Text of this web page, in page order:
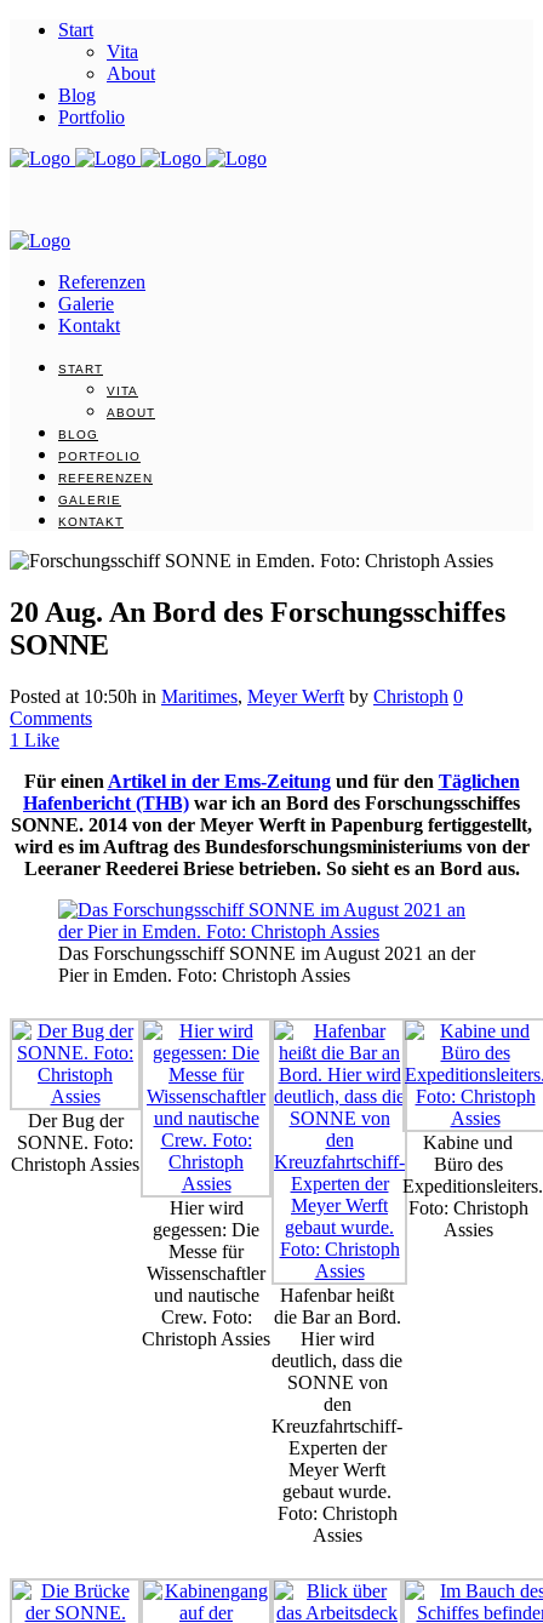
Start
Vita
About
Blog
Portfolio
Referenzen
Galerie
Kontakt
START
VITA
ABOUT
BLOG
PORTFOLIO
REFERENZEN
GALERIE
KONTAKT
20 Aug. An Bord des Forschungsschiffes
SONNE
Posted at 10:50h in Maritimes, Meyer Werft by Christoph 0
Comments
1 Like
Für einen Artikel in der Ems-Zeitungund für den Täglichen
Hafenbericht (THB) war ich an Bord des Forschungsschiffes
SONNE. 2014 von der Meyer Werft in Papenburg fertiggestellt,
wird es im Auftrag des Bundesforschungsministeriums von der
Leeraner Reederei Briese betrieben. So sieht es an Bord aus.
Das Forschungsschiff SONNE im August 2021 an der
Pier in Emden. Foto: Christoph Assies
Der Bug der
SONNE. Foto:
Christoph Assies
Hier wird
gegessen: Die
Messe für
Wissenschaftler
und nautische
Crew. Foto:
Christoph Assies
Hafenbar heißt
die Bar an Bord.
Hier wird
deutlich, dass die
SONNE von
den
Kreuzfahrtschiff-
Experten der
Meyer Werft
gebaut wurde.
Foto: Christoph
Assies
Kabine und
Büro des
Expeditionsleiters.
Foto: Christoph
Assies